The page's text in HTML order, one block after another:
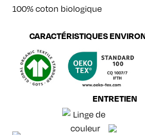
100% coton biologique
CARACTÉRISTIQUES
ENTRETIEN